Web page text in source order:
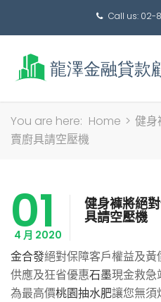
Call us: 02-
搜
You are here: Home > 健身
賣廚具請空壓機
01
4 月 2020
健身褲將絕
具請空壓機
金合發絕對保障客戶權益及
供應及狂省優惠石墨現金救急
為最高價桃園抽水肥讓您無須